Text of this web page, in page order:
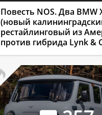
Повесть NOS. Два BMW
(новый
рестайлинговый из
против гибрида Lynk &